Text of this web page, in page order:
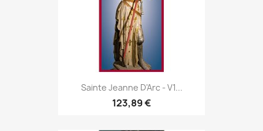
Sainte Jeanne D'Arc - V1...
123,89 €